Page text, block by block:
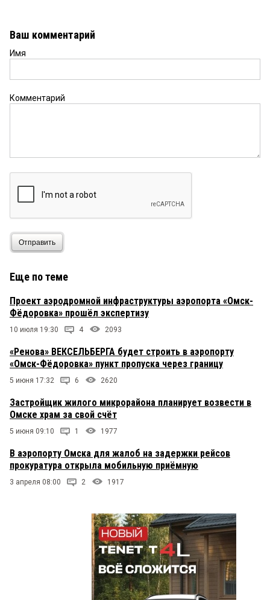
Ваш комментарий
Имя
Комментарий
Отправить
Еще по теме
Проект аэродромной инфраструктуры аэропорта «Омск-
Фёдоровка» прошёл экспертизу
10 июля 19:30 4 2093
«Ренова» ВЕКСЕЛЬБЕРГА будет строить в аэропорту
«Омск-Фёдоровка» пункт пропуска через границу
5 июня 17:32 6 2620
Застройщик жилого микрорайона планирует возвести в
Омске храм за свой счёт
5 июня 09:10 1 1977
В аэропорту Омска для жалоб на задержки рейсов
прокуратура открыла мобильную приёмную
3 апреля 08:00 2 1917